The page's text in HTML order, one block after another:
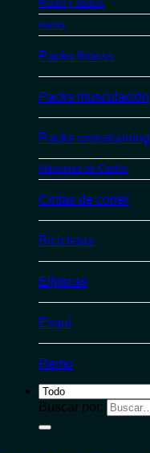
Racks y Jaulas
Packs
Packs fitness
Packs musculación
Packs crosstraining
Máquinas de Cardio
Cintas de correr
Bicicletas
Elípticas
Esquí
Remo
Buscar por: